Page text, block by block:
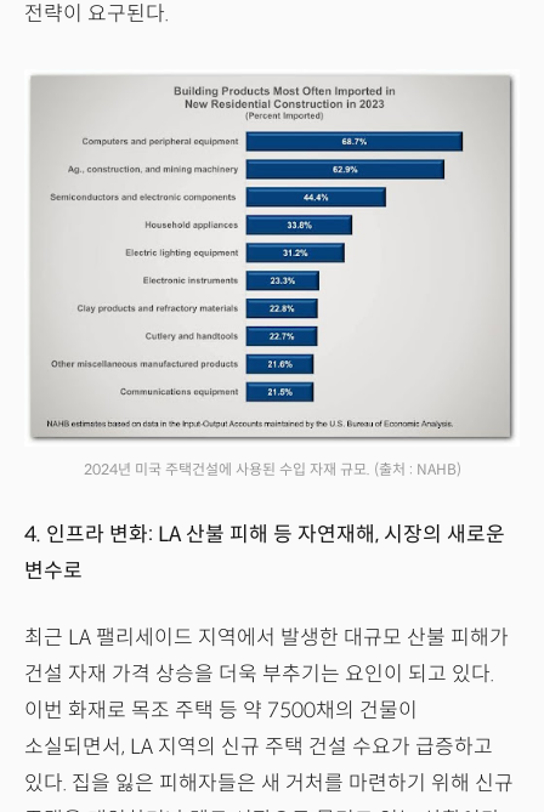
전략이 요구된다.
2024년 미국 주택건설에 사용된 수입 자재 규모. (출처 : NAHB)
4. 인프라 변화: LA 산불 피해 등 자연재해, 시장의 새로운
변수로
최근 LA 팰리세이드 지역에서 발생한 대규모 산불 피해가
건설 자재 가격 상승을 더욱 부추기는 요인이 되고 있다.
이번 화재로 목조 주택 등 약 7500채의 건물이
소실되면서, LA 지역의 신규 주택 건설 수요가 급증하고
있다. 집을 잃은 피해자들은 새 거처를 마련하기 위해 신규